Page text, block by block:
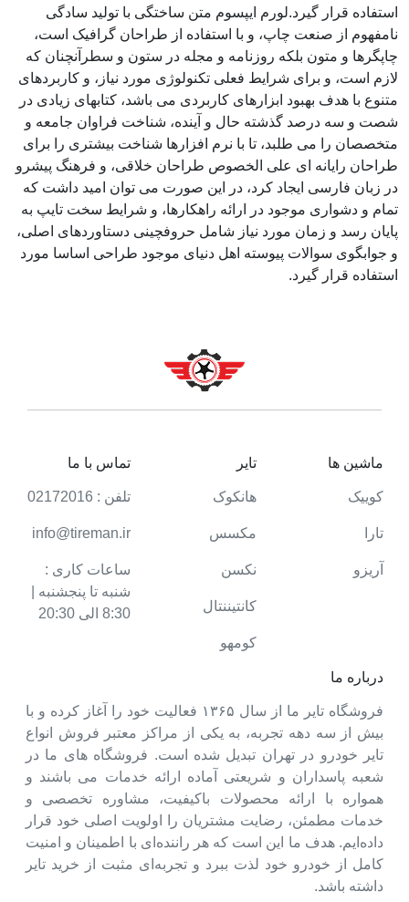
استفاده قرار گیرد.لورم ایپسوم متن ساختگی با تولید سادگی
نامفهوم از صنعت چاپ، و با استفاده از طراحان گرافیک است،
چاپگرها و متون بلکه روزنامه و مجله در ستون و سطرآنچنان که
لازم است، و برای شرایط فعلی تکنولوژی مورد نیاز، و کاربردهای
متنوع با هدف بهبود ابزارهای کاربردی می باشد، کتابهای زیادی در
شصت و سه درصد گذشته حال و آینده، شناخت فراوان جامعه و
متخصصان را می طلبد، تا با نرم افزارها شناخت بیشتری را برای
طراحان رایانه ای علی الخصوص طراحان خلاقی، و فرهنگ پیشرو
در زبان فارسی ایجاد کرد، در این صورت می توان امید داشت که
تمام و دشواری موجود در ارائه راهکارها، و شرایط سخت تایپ به
پایان رسد و زمان مورد نیاز شامل حروفچینی دستاوردهای اصلی،
و جوابگوی سوالات پیوسته اهل دنیای موجود طراحی اساسا مورد
استفاده قرار گیرد.
درباره ما
فروشگاه تایر ما از سال ۱۳۶۵ فعالیت خود را آغاز کرده و با
بیش از سه دهه تجربه، به یکی از مراکز معتبر فروش انواع
تایر خودرو در تهران تبدیل شده است. فروشگاه های ما در
شعبه پاسداران و شریعتی آماده ارائه خدمات می باشند و
همواره با ارائه محصولات باکیفیت، مشاوره تخصصی و
خدمات مطمئن، رضایت مشتریان را اولویت اصلی خود قرار
داده‌ایم. هدف ما این است که هر راننده‌ای با اطمینان و امنیت
کامل از خودرو خود لذت ببرد و تجربه‌ای مثبت از خرید تایر
داشته باشد.
ماشین ها
کوییک
تارا
آریزو
تایر
هانکوک
مکسس
نکسن
کانتیننتال
کومهو
تماس با ما
تلفن : 02172016
info@tireman.ir
ساعات کاری :
شنبه تا پنجشنبه |
8:30 الی 20:30